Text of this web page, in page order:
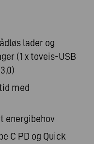
lader og
(1 x toveis-USB
med
energibehov
C PD og Quick